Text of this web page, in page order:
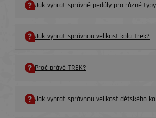
Jak vybrat správné pedály pro různé
Jak vybrat správnou velikost kola Trek?
Proč právě TREK?
Jak vybrat správnou velikost dětského